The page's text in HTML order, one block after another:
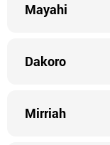
Mayahi
Dakoro
Mirriah